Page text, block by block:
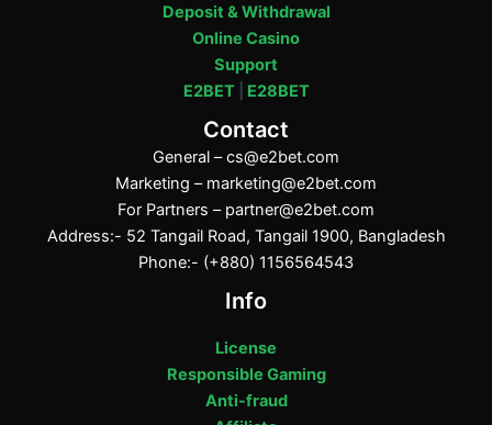
Deposit & Withdrawal
Online Casino
Support
E2BET| E28BET
Contact
General –cs@e2bet.com
Marketing – marketing@e2bet.com
For Partners – partner@e2bet.com
Address:- 52 Tangail Road, Tangail 1900, Bangladesh
Phone:- (+880) 1156564543
Info
License
Responsible Gaming
Anti-fraud